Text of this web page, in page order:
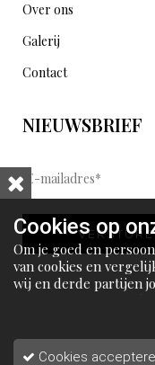
Over ons
Galerij
Contact
NIEUWSBRIEF
E
-
m
a
i
l
d
Cookies op
Om je goed en
van cookies en
wij en derde partijen
Cookies